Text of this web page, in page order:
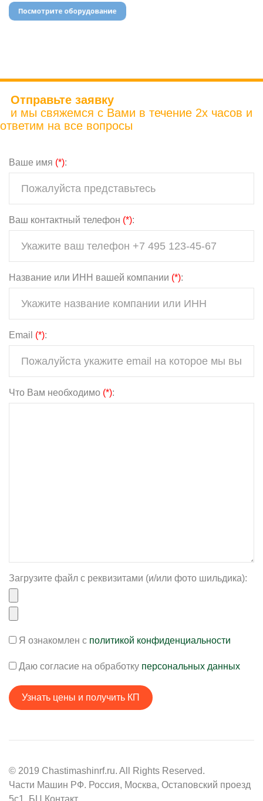
Отправьте заявку
и мы свяжемся с Вами в течение 2х часов и
ответим на все вопросы
Ваше имя (*):
Ваш контактный телефон (*):
Название или ИНН вашей компании (*):
Email (*):
Что Вам необходимо (*):
Загрузите файл с реквизитами (и/или фото шильдика):
Я ознакомлен с политикой конфиденциальности
Даю согласие на обработку персональных данных
© 2019 Chastimashinrf.ru. All Rights Reserved.
Части Машин РФ. Россия, Москва, Остаповский проезд